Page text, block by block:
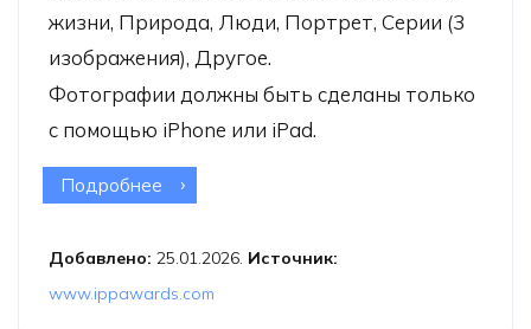
жизни, Природа, Люди, Портрет, Серии (3
изображения), Другое.
Фотографии должны быть сделаны только
с помощью iPhone или iPad.
Подробнее о Фотоконкурс 19th Annual iPhone
Добавлено: 25.01.2026. Источник:
www.ippawards.com